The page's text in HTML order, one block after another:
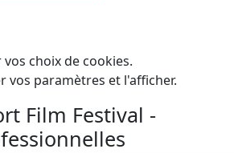
choix de cookies.
vos paramètres et l'afficher.
Film Festival -